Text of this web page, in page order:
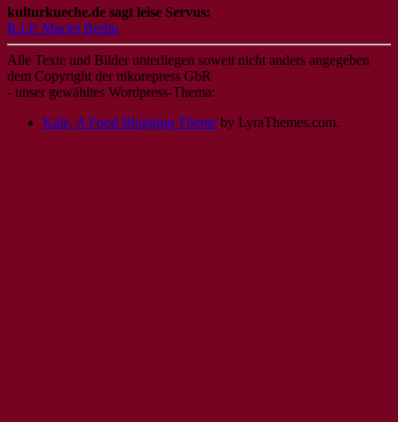
kulturkueche.de sagt leise Servus:
R.I.P. Maciej Berlin
Alle Texte und Bilder unterliegen soweit nicht anders angegeben
dem Copyright der nikorepress GbR
- unser gewähltes Wordpress-Thema:
Kale, A Food Blogging Theme by LyraThemes.com.